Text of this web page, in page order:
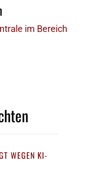
im Bereich
WEGEN KI-